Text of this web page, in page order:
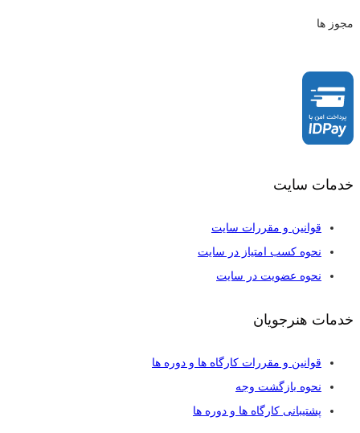
مجوز ها
خدمات سایت
قوانین و مقررات سایت
نحوه کسب امتیاز در سایت
نحوه عضویت در سایت
خدمات هنرجویان
قوانین و مقررات کارگاه ها و دوره ها
نحوه بازگشت وجه
پشتیبانی کارگاه ها و دوره ها